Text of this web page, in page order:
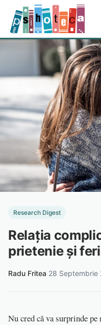
Research Digest
Relația
prietenie și
Radu Fritea 28 Septembrie
Nu cred că va surprinde